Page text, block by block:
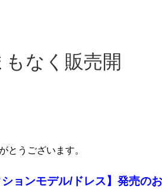
とうございます。
ョンモデル/ドレス】発売の